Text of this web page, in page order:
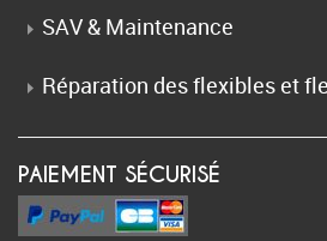
SAV & Maintenance
Réparation des flexibles et
PAIEMENT SÉCURISÉ